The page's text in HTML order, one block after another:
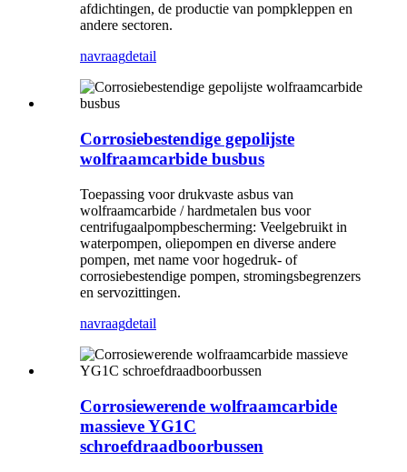
afdichtingen, de productie van pompkleppen en
andere sectoren.
navraagdetail
Corrosiebestendige gepolijste
wolfraamcarbide busbus
Toepassing voor drukvaste asbus van
wolfraamcarbide / hardmetalen bus voor
centrifugaalpompbescherming: Veelgebruikt in
waterpompen, oliepompen en diverse andere
pompen, met name voor hogedruk- of
corrosiebestendige pompen, stromingsbegrenzers
en servozittingen.
navraagdetail
Corrosiewerende wolfraamcarbide
massieve YG1C
schroefdraadboorbussen